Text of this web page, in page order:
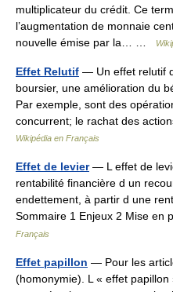
multiplicateur du crédit. Ce
l’augmentation de monnaie
nouvelle émise par la… …
Effet Relutif — Un effet relutif
boursier, une amélioration du
Par exemple, sont des
concurrent; le rachat des
Wikipédia en Français
Effet de levier— L effet de
rentabilité financière d un
endettement, à partir d une
Sommaire 1 Enjeux 2 Mise
Français
Effet papillon — Pour les
(homonymie). L « effet